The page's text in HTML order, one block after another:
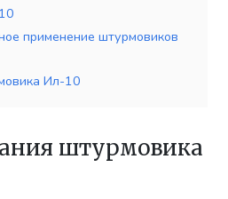
применение штурмовиков
Ил-10
штурмовика